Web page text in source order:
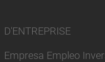
D'ENTREPRISE
Empresa Empleo